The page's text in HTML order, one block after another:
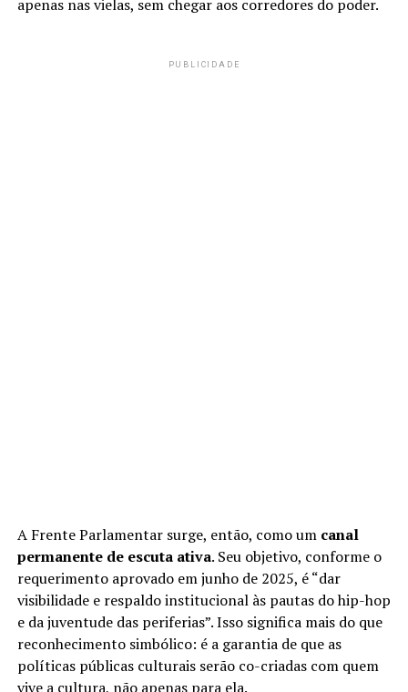
apenas nas vielas, sem chegar aos corredores do poder.
PUBLICIDADE
A Frente Parlamentar surge, então, como um canal
permanente de escuta ativa. Seu objetivo, conforme o
requerimento aprovado em junho de 2025, é “dar
visibilidade e respaldo institucional às pautas do hip-hop
e da juventude das periferias”. Isso significa mais do que
reconhecimento simbólico: é a garantia de que as
políticas públicas culturais serão co-criadas com quem
vive a cultura, não apenas para ela.